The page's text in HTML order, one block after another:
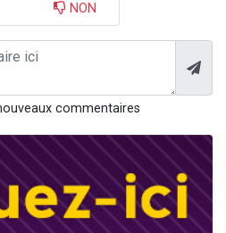
NON
commentaires